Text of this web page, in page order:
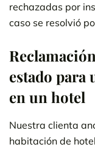
rechazadas por
caso se resolvió
estado para
en un hotel
Nuestra clienta
habitación de